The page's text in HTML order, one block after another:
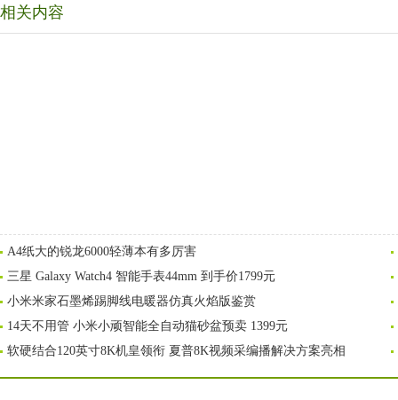
相关内容
A4纸大的锐龙6000轻薄本有多厉害
三星 Galaxy Watch4 智能手表44mm 到手价1799元
小米米家石墨烯踢脚线电暖器仿真火焰版鉴赏
14天不用管 小米小顽智能全自动猫砂盆预卖 1399元
软硬结合120英寸8K机皇领衔 夏普8K视频采编播解决方案亮相